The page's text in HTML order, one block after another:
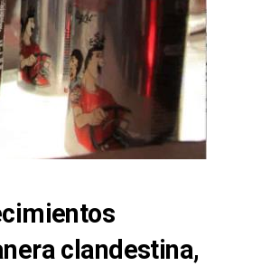
clandestina,